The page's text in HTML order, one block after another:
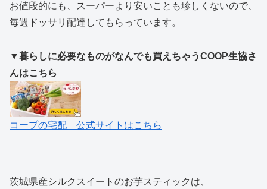
お値段的にも、スーパーより安いことも珍しくないので、
毎週ドッサリ配達してもらっています。
▼暮らしに必要なものがなんでも買えちゃうCOOP生協さ
んはこちら
コープの宅配 公式サイトはこちら
茨城県産シルクスイートのお芋スティックは、